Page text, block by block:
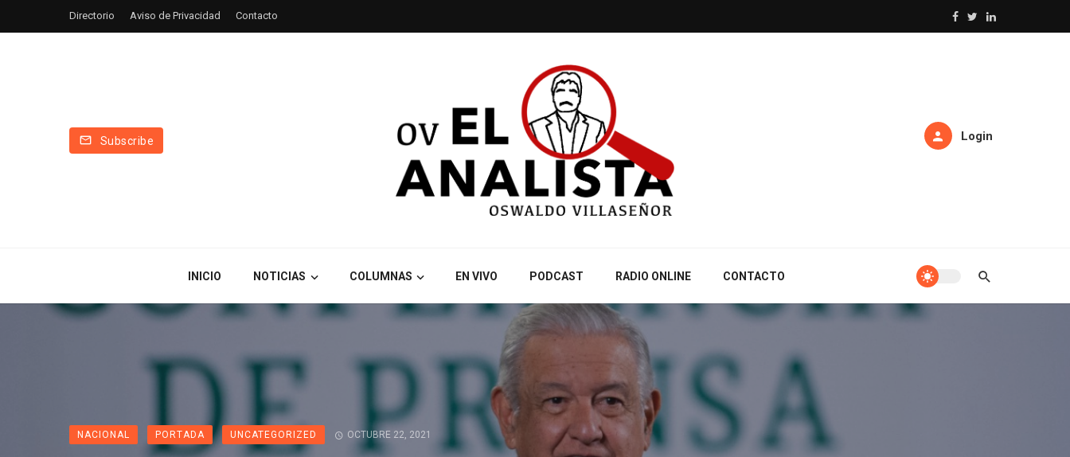
Directorio Aviso de Privacidad Contacto
Subscribe Login
INICIO NOTICIAS COLUMNAS EN VIVO PODCAST RADIO ONLINE CONTACTO
NACIONAL PORTADA UNCATEGORIZED OCTUBRE 22, 2021